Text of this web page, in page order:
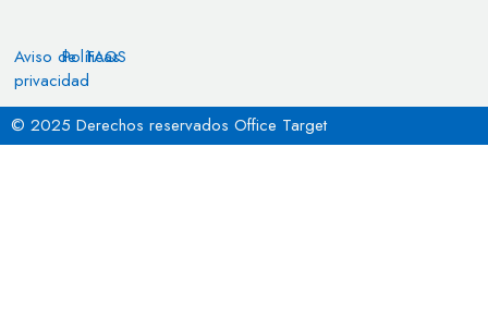
Aviso de
privacidad
Políticas
FAQS
© 2025 Derechos reservados Office Target